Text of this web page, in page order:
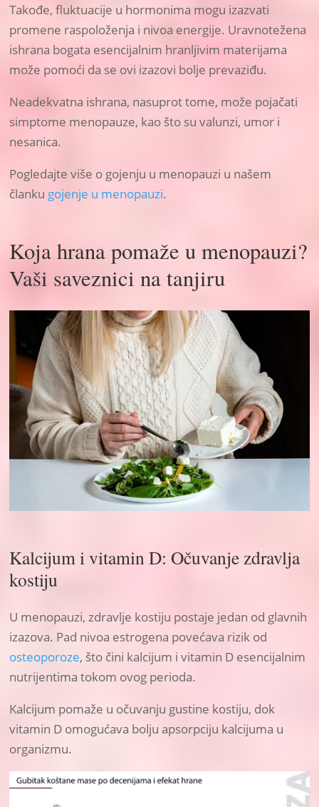
Takođe, fluktuacije u hormonima mogu izazvati
promene raspoloženja i nivoa energije. Uravnotežena
ishrana bogata esencijalnim hranljivim materijama
može pomoći da se ovi izazovi bolje prevaziđu.
Neadekvatna ishrana, nasuprot tome, može pojačati
simptome menopauze, kao što su valunzi, umor i
nesanica.
Pogledajte više o gojenju u menopauzi u našem
članku gojenje u menopauzi.
Koja hrana pomaže u menopauzi?
Vaši saveznici na tanjiru
Kalcijum i vitamin D: Očuvanje zdravlja
kostiju
U menopauzi, zdravlje kostiju postaje jedan od glavnih
izazova. Pad nivoa estrogena povećava rizik od
osteoporoze, što čini kalcijum i vitamin D esencijalnim
nutrijentima tokom ovog perioda.
Kalcijum pomaže u očuvanju gustine kostiju, dok
vitamin D omogućava bolju apsorpciju kalcijuma u
organizmu.